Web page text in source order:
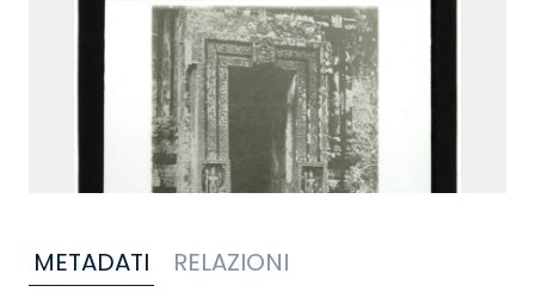
METADATI RELAZIONI